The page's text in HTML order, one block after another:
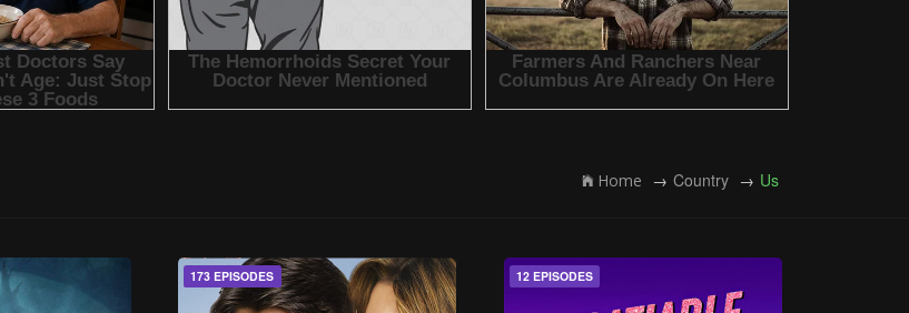
Home Country Us
173 EPISODES 12 EPISODES